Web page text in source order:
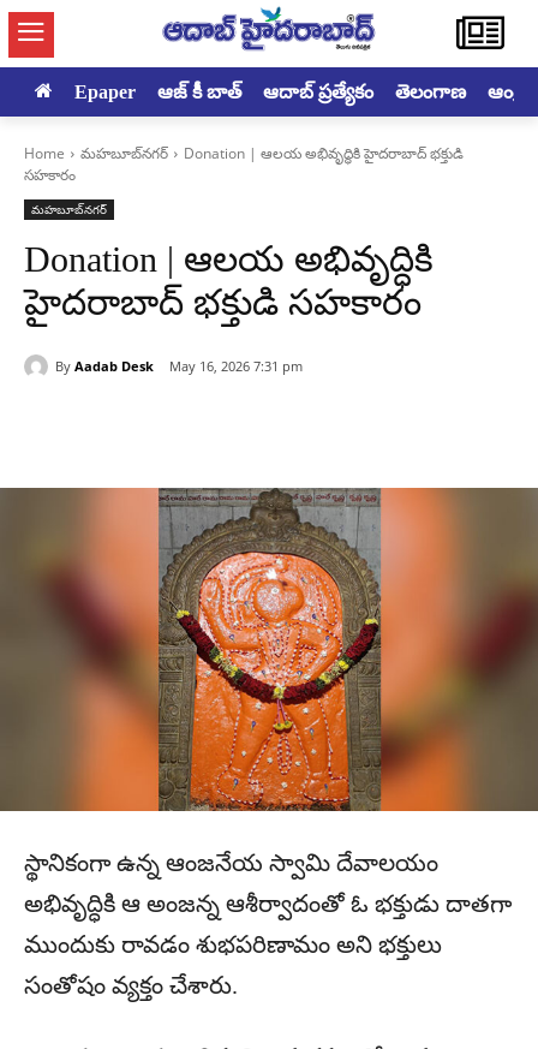
Epaper ఆజ్ కీ బాత్ ఆదాబ్ ప్రత్యేకం తెలంగాణ
Home మహబూబ్‌నగర్‌
Donation | ఆలయ అభివృద్ధికి హైదరాబాద్ భక్తుడి
సహకారం
మహబూబ్‌నగర్‌
Donation | ఆలయ అభివృద్ధికి
హైదరాబాద్ భక్తుడి సహకారం
By Aadab Desk May 16, 2026 7:31 pm
స్థానికంగా ఉన్న ఆంజనేయ స్వామి దేవాలయం
అభివృద్ధికి ఆ అంజన్న ఆశీర్వాదంతో ఓ భక్తుడు దాతగా
ముందుకు రావడం శుభపరిణామం అని భక్తులు
సంతోషం వ్యక్తం చేశారు.